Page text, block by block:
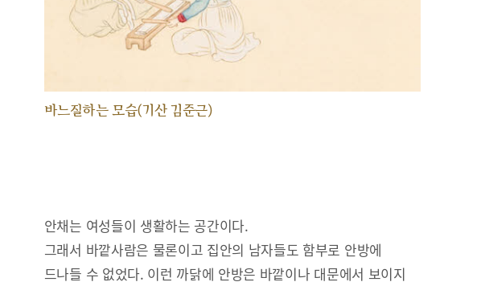
바느질하는 모습(기산 김준근)
안채는 여성들이 생활하는 공간이다.
그래서 바깥사람은 물론이고 집안의 남자들도 함부로 안방에
드나들 수 없었다. 이런 까닭에 안방은 바깥이나 대문에서 보이지